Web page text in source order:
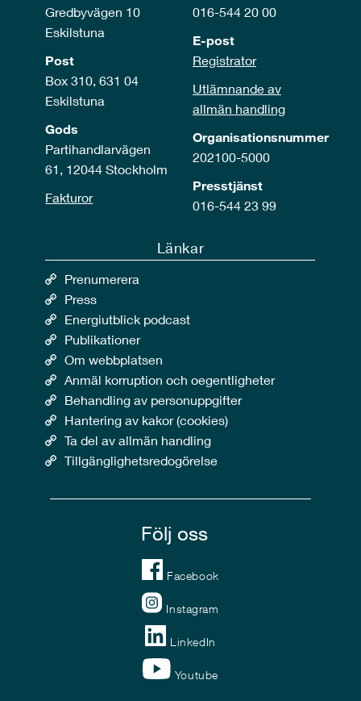
Gredbyvägen 10
Eskilstuna
Post
Box 310, 631 04
Eskilstuna
Gods
Partihandlarvägen
61, 12044 Stockholm
Fakturor
016-544 20 00
E-post
Registrator
Utlämnande av
allmän handling
Organisationsnummer
202100-5000
Presstjänst
016-544 23 99
Länkar
Prenumerera
Press
Energiutblick podcast
Publikationer
Om webbplatsen
Anmäl korruption och oegentligheter
Behandling av personuppgifter
Hantering av kakor (cookies)
Ta del av allmän handling
Tillgänglighetsredogörelse
Följ oss
Facebook
Instagram
LinkedIn
Youtube